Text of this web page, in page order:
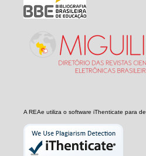
A REAe utiliza o software iThenticate para